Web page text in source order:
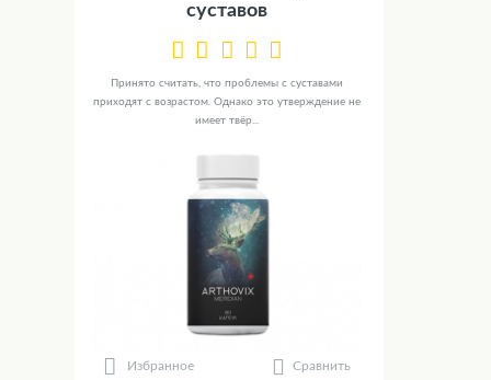
суставов
Принято считать, что проблемы с суставами
приходят с возрастом. Однако это утверждение не
имеет твёр...
Избранное Сравнить